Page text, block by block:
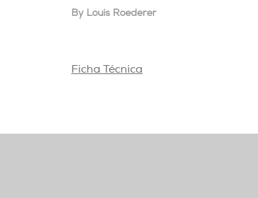
By Louis Roederer
Ficha Técnica